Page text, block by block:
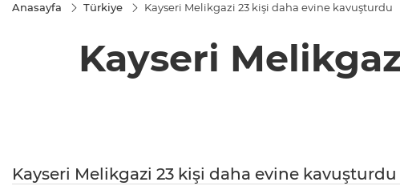
Anasayfa Türkiye Kayseri Melikgazi 23 kişi daha evine kavuşturdu
Kayseri
Kayseri Melikgazi 23 kişi daha evine kavuşturdu